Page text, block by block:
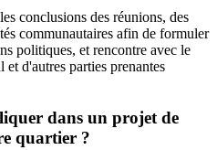
conclusions des réunions, des
communautaires afin de formuler
politiques, et rencontre avec le
d'autres parties prenantes
dans un projet de
quartier ?